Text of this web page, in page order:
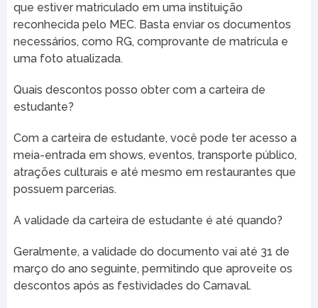
que estiver matriculado em uma instituição
reconhecida pelo MEC. Basta enviar os documentos
necessários, como RG, comprovante de matrícula e
uma foto atualizada.
Quais descontos posso obter com a carteira de
estudante?
Com a carteira de estudante, você pode ter acesso a
meia-entrada em shows, eventos, transporte público,
atrações culturais e até mesmo em restaurantes que
possuem parcerias.
A validade da carteira de estudante é até quando?
Geralmente, a validade do documento vai até 31 de
março do ano seguinte, permitindo que aproveite os
descontos após as festividades do Carnaval.